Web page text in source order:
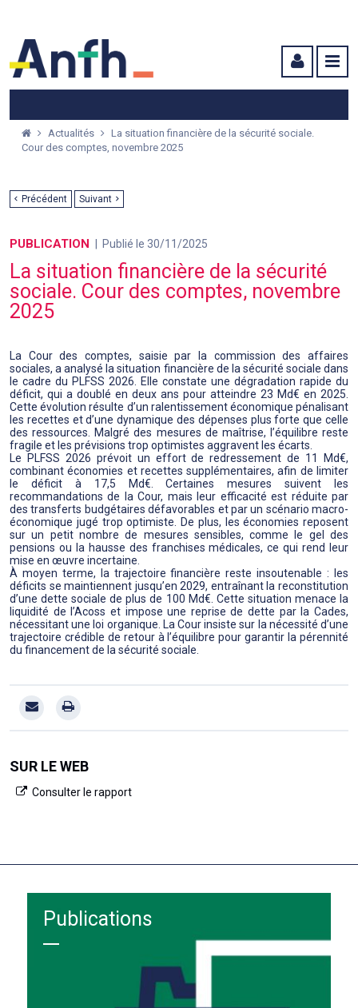
Actualités
La situation financière de la sécurité sociale.
Cour des comptes, novembre 2025
Précédent Suivant
PUBLICATION Publié le 30/11/2025
La situation financière de la sécurité
sociale. Cour des comptes, novembre
2025
La Cour des comptes, saisie par la commission des affaires
sociales, a analysé la situation financière de la sécurité sociale dans
le cadre du PLFSS 2026. Elle constate une dégradation rapide du
déficit, qui a doublé en deux ans pour atteindre 23 Md€ en 2025.
Cette évolution résulte d’un ralentissement économique pénalisant
les recettes et d’une dynamique des dépenses plus forte que celle
des ressources. Malgré des mesures de maîtrise, l’équilibre reste
fragile et les prévisions trop optimistes aggravent les écarts.
Le PLFSS 2026 prévoit un effort de redressement de 11 Md€,
combinant économies et recettes supplémentaires, afin de limiter
le déficit à 17,5 Md€. Certaines mesures suivent les
recommandations de la Cour, mais leur efficacité est réduite par
des transferts budgétaires défavorables et par un scénario macro-
économique jugé trop optimiste. De plus, les économies reposent
sur un petit nombre de mesures sensibles, comme le gel des
pensions ou la hausse des franchises médicales, ce qui rend leur
mise en œuvre incertaine.
À moyen terme, la trajectoire financière reste insoutenable : les
déficits se maintiennent jusqu’en 2029, entraînant la reconstitution
d’une dette sociale de plus de 100 Md€. Cette situation menace la
liquidité de l’Acoss et impose une reprise de dette par la Cades,
nécessitant une loi organique. La Cour insiste sur la nécessité d’une
trajectoire crédible de retour à l’équilibre pour garantir la pérennité
du financement de la sécurité sociale.
SUR LE WEB
Consulter le rapport
Publications